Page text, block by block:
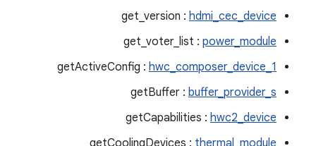
get_version : hdmi_cec_device
get_voter_list : power_module
getActiveConfig : hwc_composer_device_1
getBuffer : buffer_provider_s
getCapabilities : hwc2_device
getCoolingDevices : thermal_module